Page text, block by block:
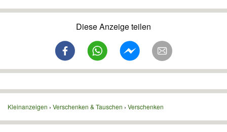
Diese Anzeige teilen
Kleinanzeigen Verschenken & Tauschen Verschenken